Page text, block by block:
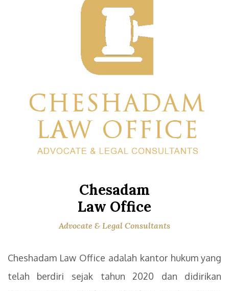
Chesadam
Law Office
Advocate & Legal Consultants
Cheshadam Law Office adalah kantor hukum yang
telah berdiri sejak tahun 2020 dan didirikan